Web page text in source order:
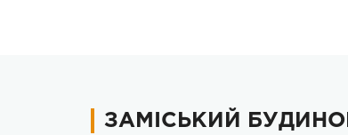
ЗАМІСЬКИЙ